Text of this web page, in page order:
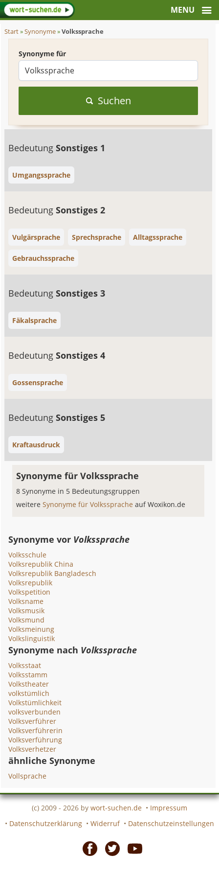
Start»Synonyme»Volkssprache
Synonyme für
Suchen
BedeutungSonstiges 1
Umgangssprache
BedeutungSonstiges 2
Vulgärsprache Sprechsprache Alltagssprache
Gebrauchssprache
BedeutungSonstiges 3
Fäkalsprache
BedeutungSonstiges 4
Gossensprache
BedeutungSonstiges 5
Kraftausdruck
Synonyme für Volkssprache
8 Synonyme in 5 Bedeutungsgruppen
weitereSynonyme für Volksspracheauf Woxikon.de
Synonyme vor Volkssprache
Volksschule
Volksrepublik China
Volksrepublik Bangladesch
Volksrepublik
Volkspetition
Volksname
Volksmusik
Volksmund
Volksmeinung
Volkslinguistik
Synonyme nach Volkssprache
Volksstaat
Volksstamm
Volkstheater
volkstümlich
Volkstümlichkeit
volksverbunden
Volksverführer
Volksverführerin
Volksverführung
Volksverhetzer
ähnliche Synonyme
Vollsprache
(c) 2009 - 2026 by wort-suchen.de • Impressum
• Datenschutzerklärung • Widerruf • Datenschutzeinstellungen